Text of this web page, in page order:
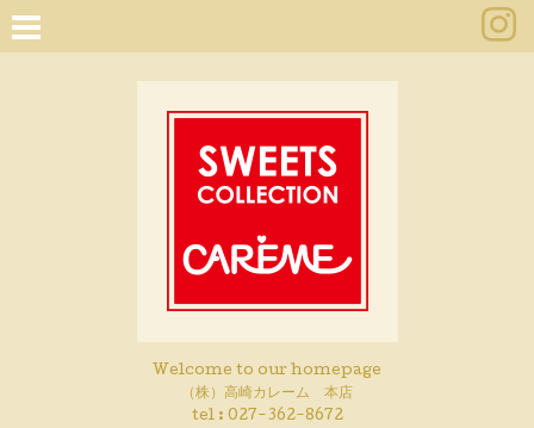
Welcome to our homepage
（株）高崎カレーム 本店
tel : 027-362-8672